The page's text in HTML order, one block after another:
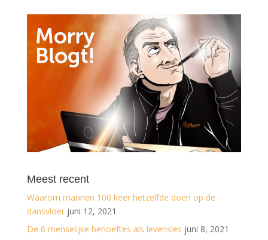
Meest recent
Waarom mannen 100 keer hetzelfde doen op de
dansvloer juni 12, 2021
De 6 menselijke behoeftes als levensles juni 8, 2021